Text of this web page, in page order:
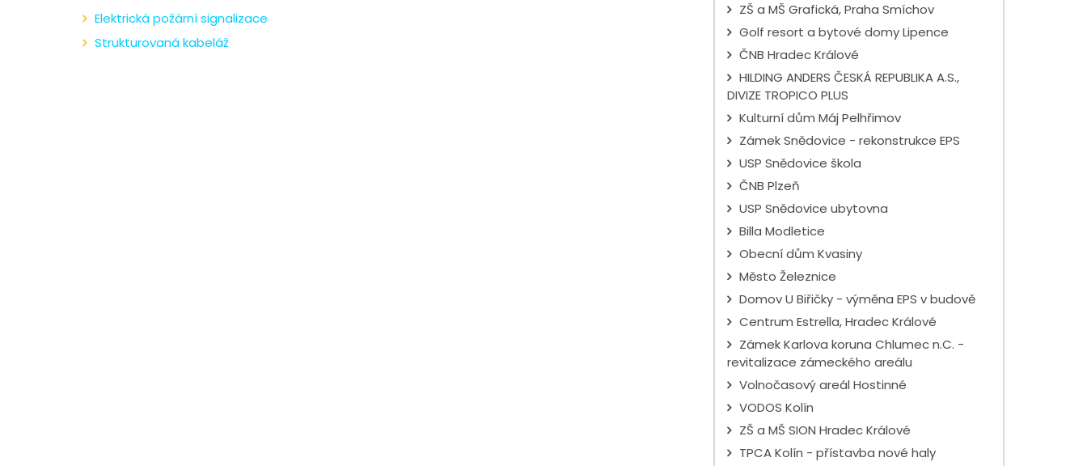
Elektrická požární signalizace
Strukturovaná kabeláž
ZŠ a MŠ Grafická, Praha Smíchov
Golf resort a bytové domy Lipence
ČNB Hradec Králové
HILDING ANDERS ČESKÁ REPUBLIKA A.S.,
DIVIZE TROPICO PLUS
Kulturní dům Máj Pelhřimov
Zámek Snědovice - rekonstrukce EPS
USP Snědovice škola
ČNB Plzeň
USP Snědovice ubytovna
Billa Modletice
Obecní dům Kvasiny
Město Železnice
Domov U Biřičky - výměna EPS v budově
Centrum Estrella, Hradec Králové
Zámek Karlova koruna Chlumec n.C. -
revitalizace zámeckého areálu
Volnočasový areál Hostinné
VODOS Kolín
ZŠ a MŠ SION Hradec Králové
TPCA Kolín - přístavba nové haly